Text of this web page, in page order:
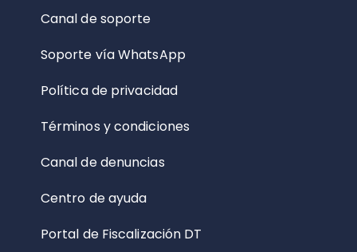
Canal de soporte
Soporte vía WhatsApp
Política de privacidad
Términos y condiciones
Canal de denuncias
Centro de ayuda
Portal de Fiscalización DT